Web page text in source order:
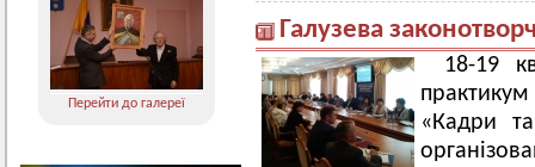
Перейти до галереї
Галузева
18-19
практикум
«Кадри